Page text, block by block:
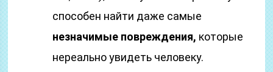
способен найти даже самые
незначимые повреждения, которые
нереально увидеть человеку.